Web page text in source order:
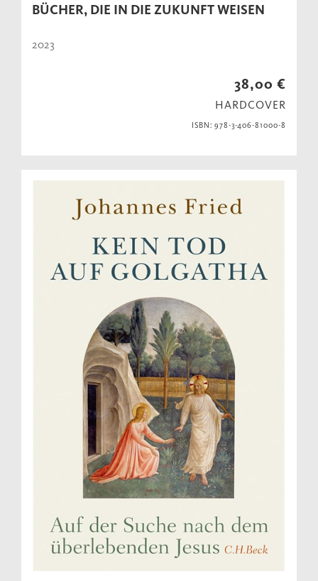
BÜCHER, DIE IN DIE ZUKUNFT WEISEN
2023
38,00 €
HARDCOVER
ISBN: 978-3-406-81000-8